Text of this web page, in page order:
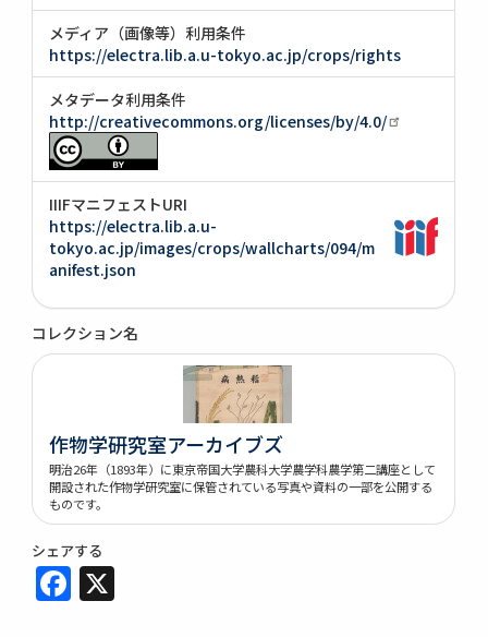
メディア（画像等）利用条件
https://electra.lib.a.u-tokyo.ac.jp/crops/rights
メタデータ利用条件
http://creativecommons.org/licenses/by/4.0/
IIIFマニフェストURI
https://electra.lib.a.u-
tokyo.ac.jp/images/crops/wallcharts/094/m
anifest.json
コレクション名
作物学研究室アーカイブズ
明治26年（1893年）に東京帝国大学農科大学農学科農学第二講座として
開設された作物学研究室に保管されている写真や資料の一部を公開する
ものです。
シェアする
Facebook